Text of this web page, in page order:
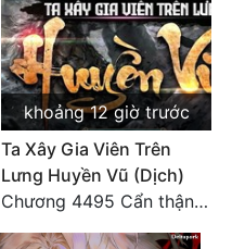
khoảng 12 giờ trước
Ta Xây Gia Viên Trên
Lưng Huyền Vũ (Dịch)
Chương 4495 Cẩn thận một chút vẫn là tốt.